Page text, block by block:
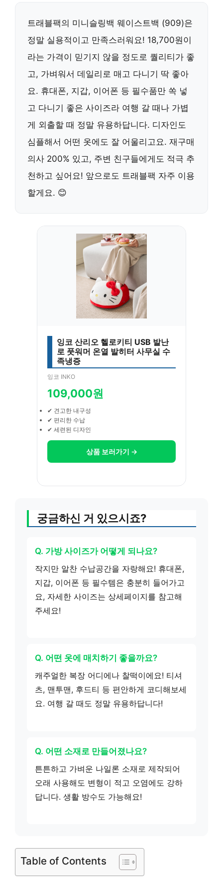
트래블팩의 미니슬링백 웨이스트백 (909)은
정말 실용적이고 만족스러워요! 18,700원이
라는 가격이 믿기지 않을 정도로 퀄리티가 좋
고, 가벼워서 데일리로 매고 다니기 딱 좋아
요. 휴대폰, 지갑, 이어폰 등 필수품만 쏙 넣
고 다니기 좋은 사이즈라 여행 갈 때나 가볍
게 외출할 때 정말 유용하답니다. 디자인도
심플해서 어떤 옷에도 잘 어울리고요. 재구매
의사 200% 있고, 주변 친구들에게도 적극 추
천하고 싶어요! 앞으로도 트래블팩 자주 이용
할게요. 😊
잉코 산리오 헬로키티 USB 발난
로 풋워머 온열 발히터 사무실 수
족냉증
잉코 INKO
109,000원
✔ 견고한 내구성
✔ 편리한 수납
✔ 세련된 디자인
상품 보러가기 →
궁금하신 거 있으시죠?
Q. 가방 사이즈가 어떻게 되나요?
작지만 알찬 수납공간을 자랑해요! 휴대폰,
지갑, 이어폰 등 필수템은 충분히 들어가고
요, 자세한 사이즈는 상세페이지를 참고해
주세요!
Q. 어떤 옷에 매치하기 좋을까요?
캐주얼한 복장 어디에나 찰떡이에요! 티셔
츠, 맨투맨, 후드티 등 편안하게 코디해보세
요. 여행 갈 때도 정말 유용하답니다!
Q. 어떤 소재로 만들어졌나요?
튼튼하고 가벼운 나일론 소재로 제작되어
오래 사용해도 변형이 적고 오염에도 강하
답니다. 생활 방수도 가능해요!
Table of Contents